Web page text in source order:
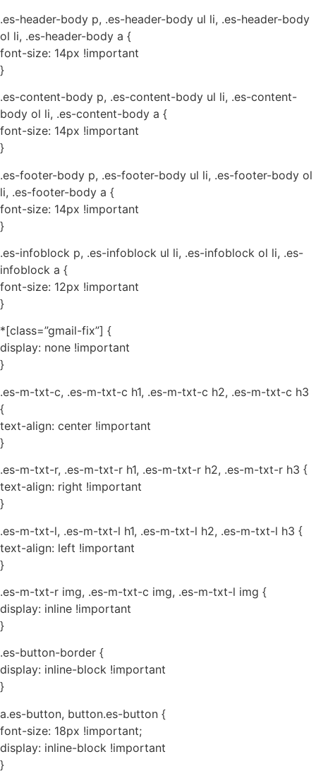
.es-header-body p, .es-header-body ul li, .es-header-body
ol li, .es-header-body a {
font-size: 14px !important
}
.es-content-body p, .es-content-body ul li, .es-content-
body ol li, .es-content-body a {
font-size: 14px !important
}
.es-footer-body p, .es-footer-body ul li, .es-footer-body ol
li, .es-footer-body a {
font-size: 14px !important
}
.es-infoblock p, .es-infoblock ul li, .es-infoblock ol li, .es-
infoblock a {
font-size: 12px !important
}
*[class=”gmail-fix”] {
display: none !important
}
.es-m-txt-c, .es-m-txt-c h1, .es-m-txt-c h2, .es-m-txt-c h3
{
text-align: center !important
}
.es-m-txt-r, .es-m-txt-r h1, .es-m-txt-r h2, .es-m-txt-r h3 {
text-align: right !important
}
.es-m-txt-l, .es-m-txt-l h1, .es-m-txt-l h2, .es-m-txt-l h3 {
text-align: left !important
}
.es-m-txt-r img, .es-m-txt-c img, .es-m-txt-l img {
display: inline !important
}
.es-button-border {
display: inline-block !important
}
a.es-button, button.es-button {
font-size: 18px !important;
display: inline-block !important
}